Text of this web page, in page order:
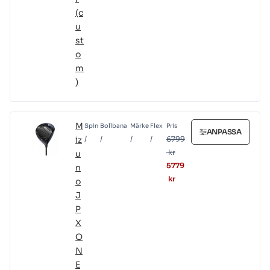
(c
u
st
o
m
)
M
iz
u
n
o
J
P
X
O
N
E
Spin
/
Bollbana
/
Märke
/
Flex
/
Pris
6799
kr
5779
kr
ANPASSA